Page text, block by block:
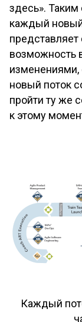
здесь».
каждый новый
возможность
новый поток
пройти ту же
к этому
Каждый